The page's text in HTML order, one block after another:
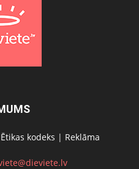
Ētikas kodeks | Reklāma